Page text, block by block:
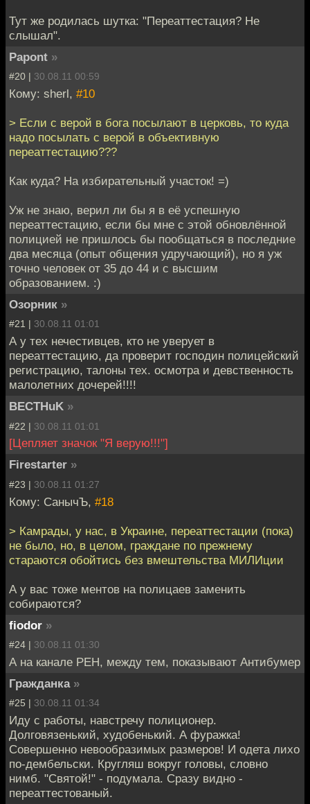
Тут же родилась шутка: "Переаттестация? Не
слышал".
Papont »
#20 | 30.08.11 00:59
Кому: sherl, #10
> Если с верой в бога посылают в церковь, то куда
надо посылать с верой в объективную
переаттестацию???
Как куда? На избирательный участок! =)
Уж не знаю, верил ли бы я в её успешную
переаттестацию, если бы мне с этой обновлённой
полицией не пришлось бы пообщаться в последние
два месяца (опыт общения удручающий), но я уж
точно человек от 35 до 44 и с высшим
образованием. :)
Озорник »
#21 | 30.08.11 01:01
А у тех нечестивцев, кто не уверует в
переаттестацию, да проверит господин полицейский
регистрацию, талоны тех. осмотра и девственность
малолетних дочерей!!!!
BECTHuK »
#22 | 30.08.11 01:01
[Цепляет значок "Я верую!!!"]
Firestarter »
#23 | 30.08.11 01:27
Кому: СанычЪ, #18
> Камрады, у нас, в Украине, переаттестации (пока)
не было, но, в целом, граждане по прежнему
стараются обойтись без вмештельства МИЛИции
А у вас тоже ментов на полицаев заменить
собираются?
fiodor »
#24 | 30.08.11 01:30
А на канале РЕН, между тем, показывают Антибумер
Гражданка »
#25 | 30.08.11 01:34
Иду с работы, навстречу полиционер.
Долговязенький, худобенький. А фуражка!
Совершенно невообразимых размеров! И одета лихо
по-дембельски. Кругляш вокруг головы, словно
нимб. "Святой!" - подумала. Сразу видно -
переаттестованый.